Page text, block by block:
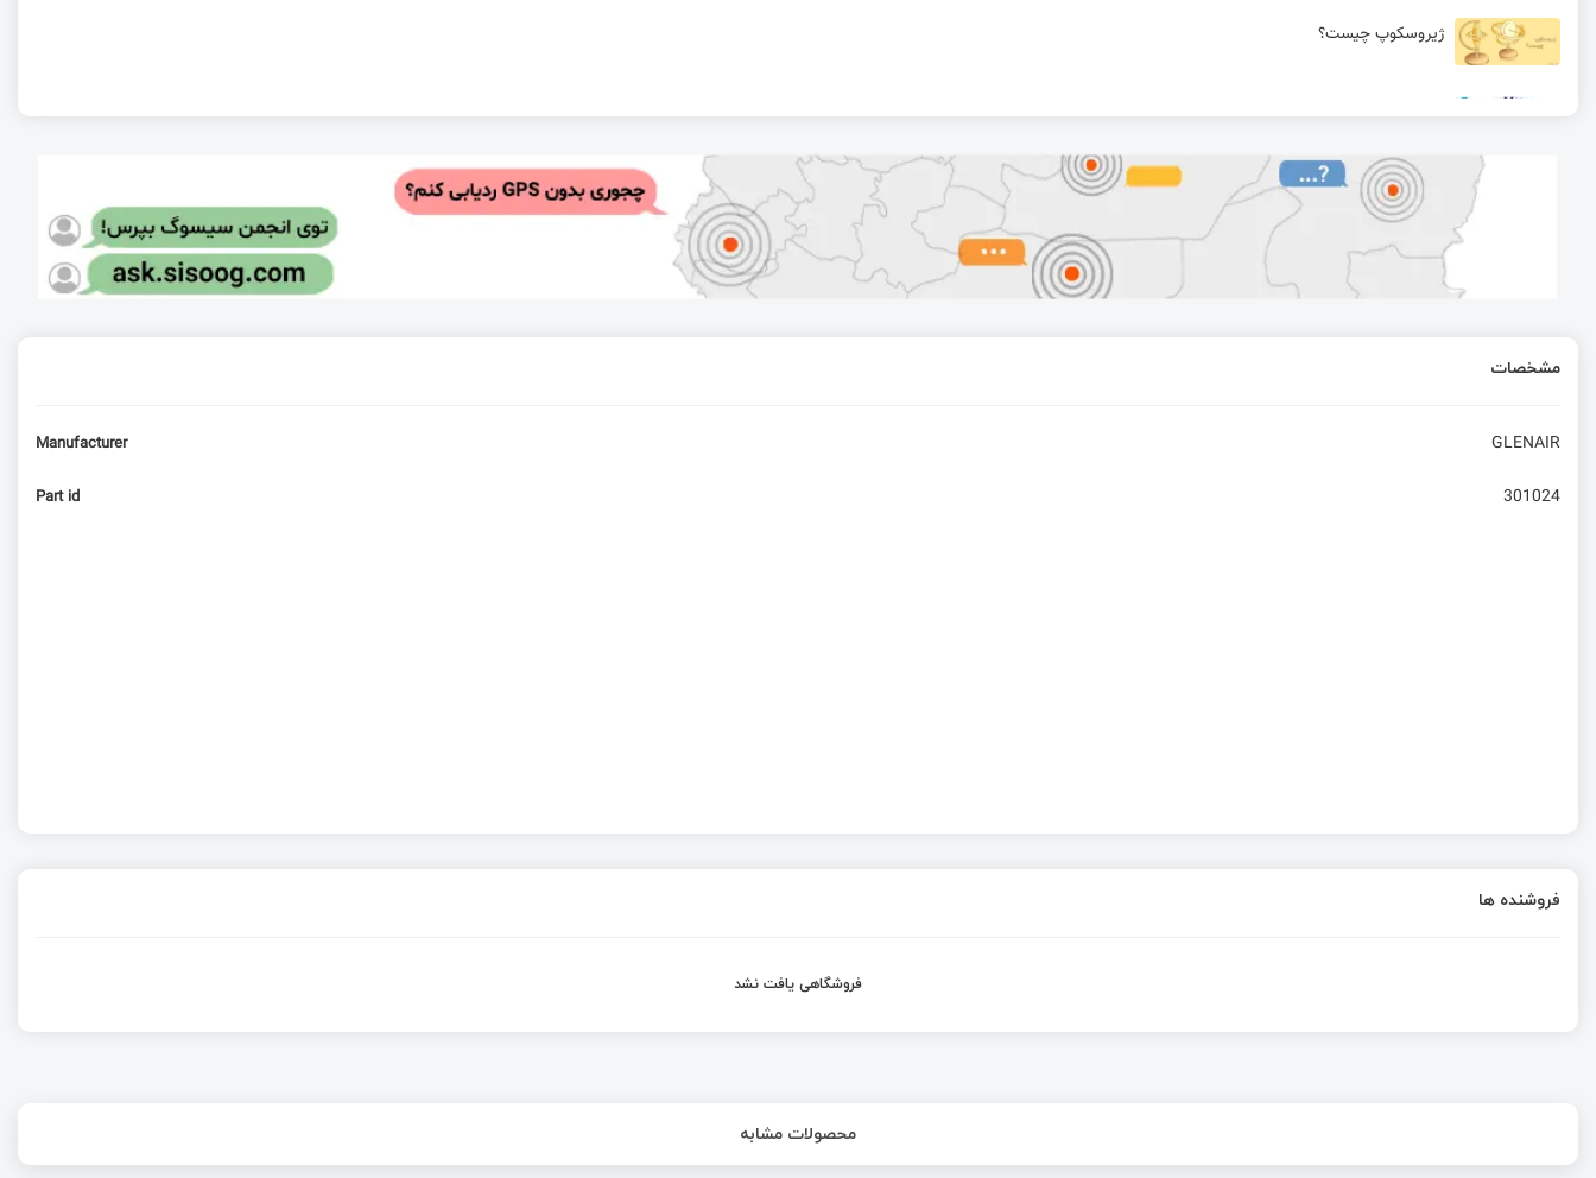
ژیروسکوپ چیست؟
حالت‌ Input capture و حالت Output compare در تایمر | قسمت 13 آموزش STM32 با توابع HAL
آموزش میکروکنترلر STM32: نرم‌افزار Keil
مشخصات
Manufacturer GLENAIR
Part id 301024
فروشنده ها
فروشگاهی یافت نشد
محصولات مشابه